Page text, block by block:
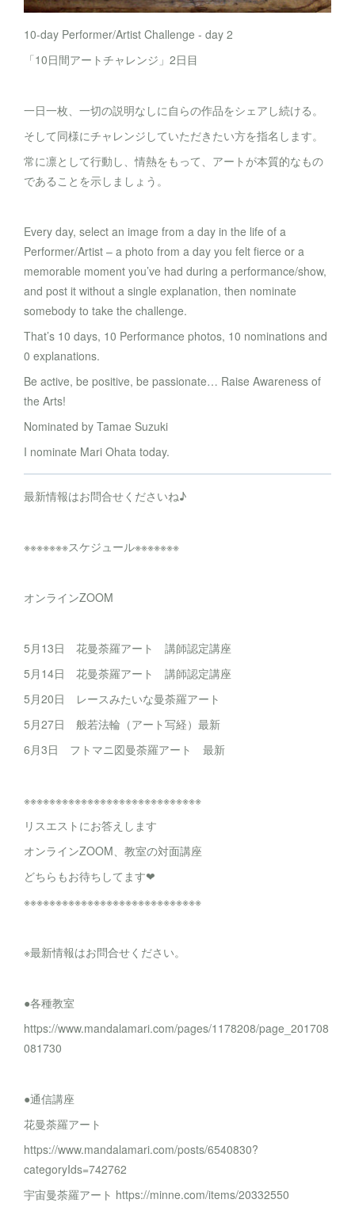
10-day Performer/Artist Challenge - day 2
「10日間アートチャレンジ」2日目
一日一枚、一切の説明なしに自らの作品をシェアし続ける。
そして同様にチャレンジしていただきたい方を指名します。
常に凛として行動し、情熱をもって、アートが本質的なもの
であることを示しましょう。
Every day, select an image from a day in the life of a
Performer/Artist – a photo from a day you felt fierce or a
memorable moment you’ve had during a performance/show,
and post it without a single explanation, then nominate
somebody to take the challenge.
That’s 10 days, 10 Performance photos, 10 nominations and
0 explanations.
Be active, be positive, be passionate… Raise Awareness of
the Arts!
Nominated by Tamae Suzuki
I nominate Mari Ohata today.
最新情報はお問合せくださいね♪
※※※※※※※スケジュール※※※※※※※
オンラインZOOM
5月13日 花曼荼羅アート 講師認定講座
5月14日 花曼荼羅アート 講師認定講座
5月20日 レースみたいな曼荼羅アート
5月27日 般若法輪（アート写経）最新
6月3日 フトマニ図曼荼羅アート 最新
※※※※※※※※※※※※※※※※※※※※※※※※※※※※
リスエストにお答えします
オンラインZOOM、教室の対面講座
どちらもお待ちしてます❤
※※※※※※※※※※※※※※※※※※※※※※※※※※※※
※最新情報はお問合せください。
●各種教室
https://www.mandalamari.com/pages/1178208/page_201708
081730
●通信講座
花曼荼羅アート
https://www.mandalamari.com/posts/6540830?
categoryIds=742762
宇宙曼荼羅アート https://minne.com/items/20332550